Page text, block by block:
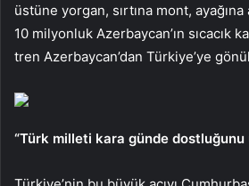
üstüne yorgan, sırtına mont,
10 milyonluk Azerbaycan’ın sıcacık
tren Azerbaycan’dan Türkiye’ye
“Türk milleti kara günde